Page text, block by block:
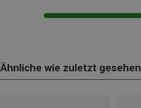
Ähnliche wie zuletzt gesehen